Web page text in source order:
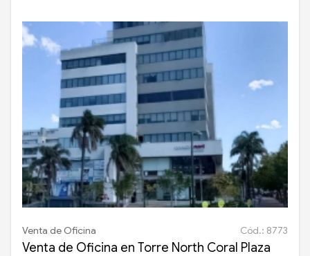
Venta de Oficina Cód.: 8773
Venta de Oficina en Torre North Coral Plaza